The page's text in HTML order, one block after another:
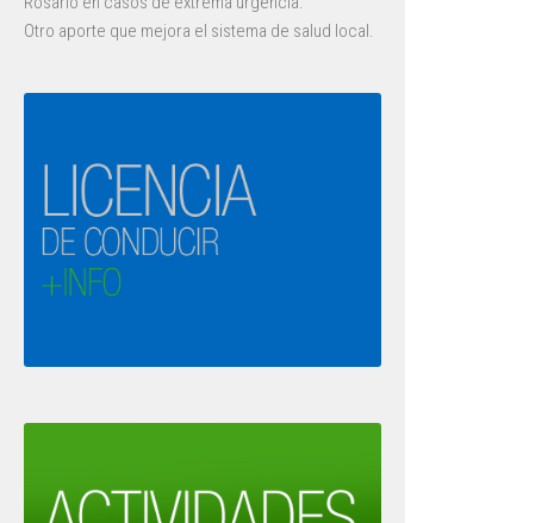
Otro aporte que mejora el sistema de salud local.